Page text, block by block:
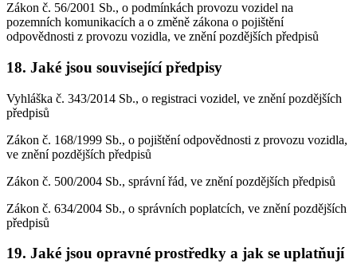
Zákon č. 56/2001 Sb., o podmínkách provozu vozidel na
pozemních komunikacích a o změně zákona o pojištění
odpovědnosti z provozu vozidla, ve znění pozdějších předpisů
18. Jaké jsou související předpisy
Vyhláška č. 343/2014 Sb., o registraci vozidel, ve znění pozdějších
předpisů
Zákon č. 168/1999 Sb., o pojištění odpovědnosti z provozu vozidla,
ve znění pozdějších předpisů
Zákon č. 500/2004 Sb., správní řád, ve znění pozdějších předpisů
Zákon č. 634/2004 Sb., o správních poplatcích, ve znění pozdějších
předpisů
19. Jaké jsou opravné prostředky a jak se uplatňují